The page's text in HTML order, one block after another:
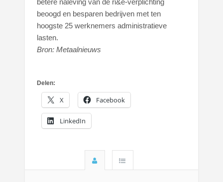
betere naleving van de ri&e-verplichting
beoogd en besparen bedrijven met ten
hoogste 25 werknemers administratieve
lasten.
Bron: Metaalnieuws
Delen:
X Facebook
LinkedIn